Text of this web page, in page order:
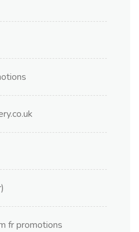
fr promotions